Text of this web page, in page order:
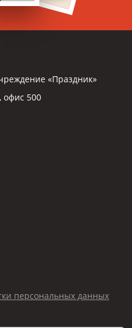
«Праздник»
офис 500
персональных данных